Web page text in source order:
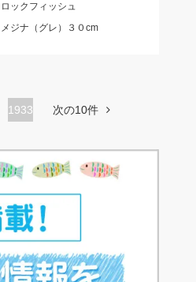
ロックフィッシュ
メジナ（グレ）３０cm
1933 次の10件